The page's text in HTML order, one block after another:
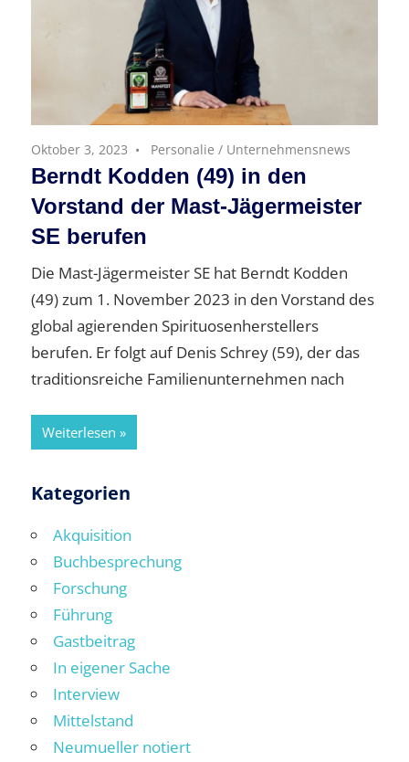
Oktober 3, 2023 Personalie / Unternehmensnews
Berndt Kodden (49) in den
Vorstand der Mast-Jägermeister
SE berufen
Die Mast-Jägermeister SE hat Berndt Kodden
(49) zum 1. November 2023 in den Vorstand des
global agierenden Spirituosenherstellers
berufen. Er folgt auf Denis Schrey (59), der das
traditionsreiche Familienunternehmen nach
Weiterlesen
Kategorien
Akquisition
Buchbesprechung
Forschung
Führung
Gastbeitrag
In eigener Sache
Interview
Mittelstand
Neumueller notiert